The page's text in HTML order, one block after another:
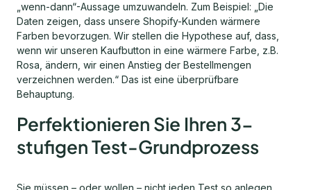
„wenn-dann“-Aussage umzuwandeln. Zum Beispiel: „Die
Daten zeigen, dass unsere Shopify-Kunden wärmere
Farben bevorzugen. Wir stellen die Hypothese auf, dass,
wenn wir unseren Kaufbutton in eine wärmere Farbe, z.B.
Rosa, ändern, wir einen Anstieg der Bestellmengen
verzeichnen werden.“ Das ist eine überprüfbare
Behauptung.
Perfektionieren Sie Ihren 3-
stufigen Test-Grundprozess